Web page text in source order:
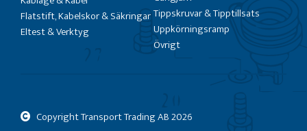
Flatstift, Kabelskor & Säkringar
Eltest & Verktyg
Tippskruvar & Tipptillsats
Uppkörningsramp
Övrigt
Copyright Transport Trading AB2026